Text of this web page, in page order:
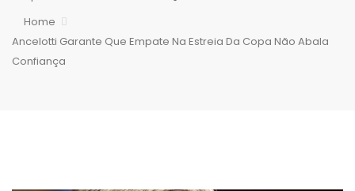
Home
Ancelotti Garante Que Empate Na Estreia Da Copa Não Abala
Confiança